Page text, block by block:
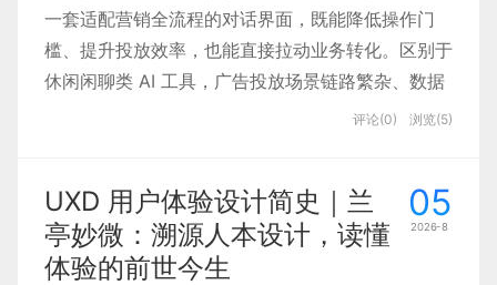
一套适配营销全流程的对话界面，既能降低操作门
槛、提升投放效率，也能直接拉动业务转化。区别于
休闲闲聊类 AI 工具，广告投放场景链路繁杂、数据
维度多、用户专业度分层明显，因此交互设计需要分
SaaS 落地经验，以智能投放平台为实践载体，拆解
覆盖投前、投中、投后全流程的三层对话交互体系，
打造高效、可控、易上手的 AI 对话界面。
评论(0) 浏览(5)
05
2026-8
UXD 用户体验设计简史｜兰
亭妙微：溯源人本设计，读懂
体验的前世今生